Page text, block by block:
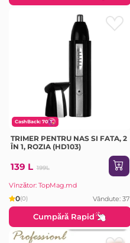
CashBack: 70
TRIMER PENTRU NAS SI FATA, 2
ÎN 1, ROZIA (HD103)
139 L 199L
Vînzător: TopMag.md
0(0) Vândute: 37
Cumpără Rapid